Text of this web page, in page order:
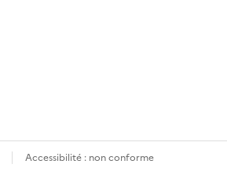
Accessibilité : non conforme